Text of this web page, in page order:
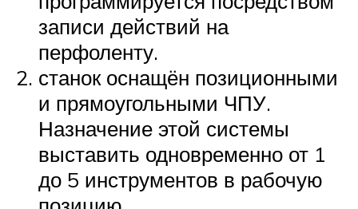
записи действий на
перфоленту.
станок оснащён позиционными
и прямоугольными ЧПУ.
Назначение этой системы
выставить одновременно от 1
до 5 инструментов в рабочую